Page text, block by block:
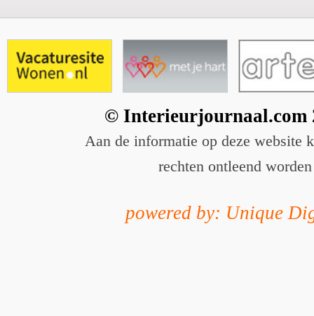
© Interieurjournaal.com
Aan de informatie op deze website
rechten ontleend worden
powered by: Unique